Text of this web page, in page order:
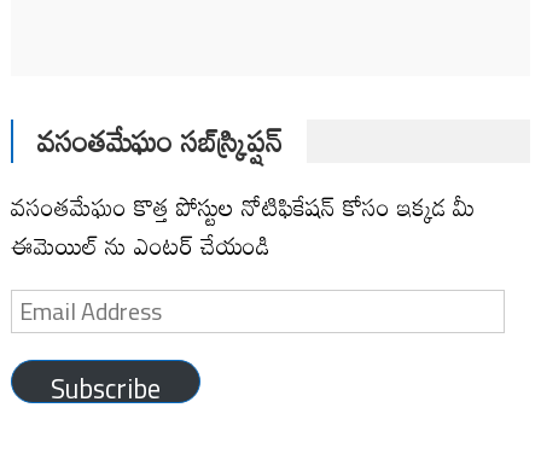
వసంతమేఘం సబ్‌స్క్రిప్షన్
వసంతమేఘం కొత్త పోస్టుల నోటిఫికేషన్ కోసం ఇక్కడ మీ
ఈమెయిల్ ను ఎంటర్ చేయండి
Email
Address
Subscribe